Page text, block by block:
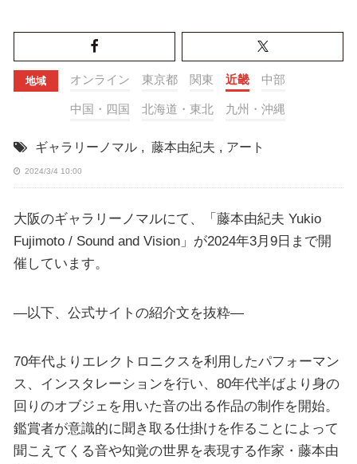
地域 オンライン 東京都 関東 近畿 中部
中国・四国 北海道・東北 九州・沖縄
ギャラリーノマル , 藤本由紀夫 , アート
2024/3/4 10:00
大阪のギャラリーノマルにて、「藤本由紀夫 Yukio
Fujimoto / Sound and Vision」が2024年3月9日まで開
催しています。
—以下、公式サイトの紹介文を抜粋—
70年代よりエレクトロニクスを利用したパフォーマン
ス、インスタレーションを行い、80年代半ばより身の
回りのオブジェを用いた音の出る作品の制作を開始。
鑑賞者が意識的に聞き取る仕掛けを作ることによって
聞こえてくる音や知覚の世界を表現する作家・藤本由